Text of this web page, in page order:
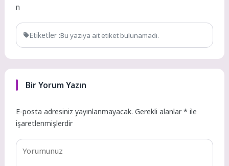
n
Etiketler :Bu yazıya ait etiket bulunamadı.
Bir Yorum Yazın
E-posta adresiniz yayınlanmayacak. Gerekli alanlar* ile
işaretlenmişlerdir